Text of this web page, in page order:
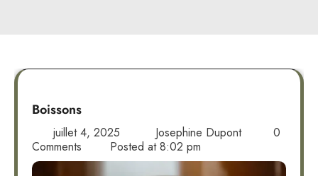
Boissons
juillet 4, 2025 Josephine Dupont
0
Comments
Posted at8:02 pm